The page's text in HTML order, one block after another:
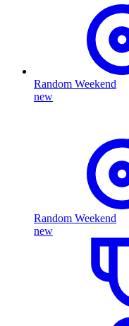
Random Weekend
new
Random Weekend
new